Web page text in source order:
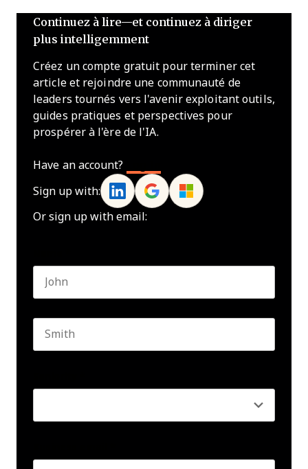
Continuez à lire—et continuez à diriger
plus intelligemment
Créez un compte gratuit pour terminer cet
article et rejoindre une communauté de
leaders tournés vers l'avenir exploitant outils,
guides pratiques et perspectives pour
prospérer à l'ère de l'IA.
Have an account?
Sign up with:
Or sign up with email: